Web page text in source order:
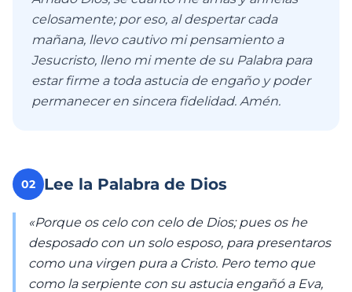
celosamente; por eso, al despertar cada
mañana, llevo cautivo mi pensamiento a
Jesucristo, lleno mi mente de su Palabra para
estar firme a toda astucia de engaño y poder
permanecer en sincera fidelidad. Amén.
02 Lee la Palabra de Dios
«Porque os celo con celo de Dios; pues os he
desposado con un solo esposo, para presentaros
como una virgen pura a Cristo. Pero temo que
como la serpiente con su astucia engañó a Eva,